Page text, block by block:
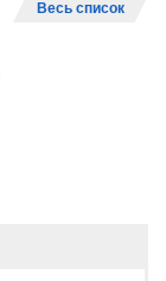
Весь список